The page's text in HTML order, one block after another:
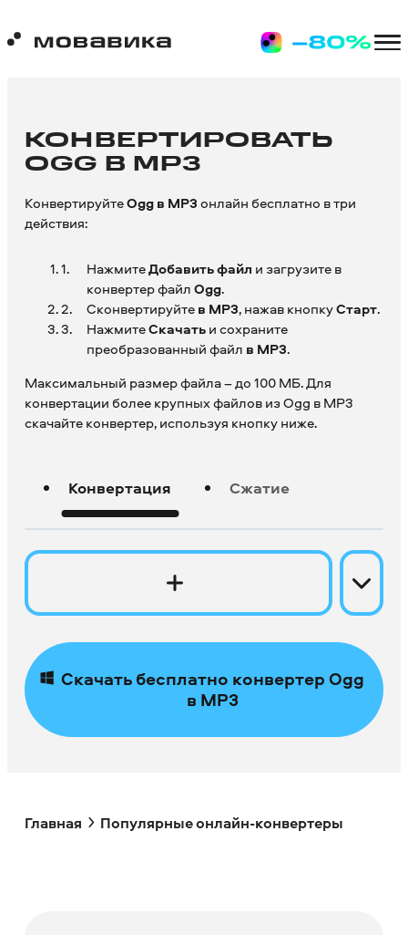
КОНВЕРТИРОВАТЬ
OGG В MP3
КонвертируйтеOgg в MP3онлайн бесплатно в три
действия:
НажмитеДобавить файл и загрузите в
конвертер файлOgg.
Сконвертируйтев MP3, нажав кнопкуСтарт.
НажмитеСкачатьи сохраните
преобразованный файл в MP3.
Максимальный размер файла – до 100 МБ. Для
конвертации более крупных файлов из Ogg в MP3
скачайте конвертер, используя кнопку ниже.
Конвертация Сжатие
Скачать бесплатно конвертер Ogg
в MP3
Главная Популярные онлайн-конвертеры